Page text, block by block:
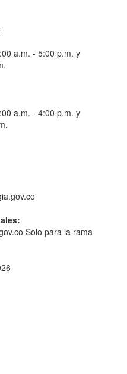
a.m. - 5:00 p.m. y
a.m. - 4:00 p.m. y
Solo para la rama